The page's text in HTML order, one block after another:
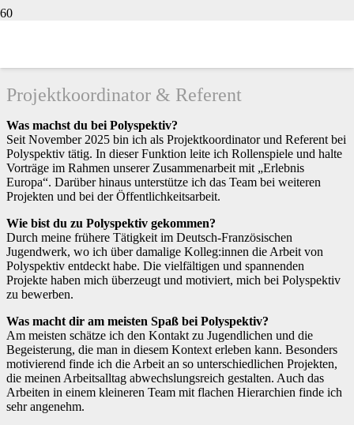
Projektkoordinator & Referent
Was machst du bei Polyspektiv?
Seit November 2025 bin ich als Projektkoordinator und Referent bei
Polyspektiv tätig. In dieser Funktion leite ich Rollenspiele und halte
Vorträge im Rahmen unserer Zusammenarbeit mit „Erlebnis
Europa“. Darüber hinaus unterstütze ich das Team bei weiteren
Projekten und bei der Öffentlichkeitsarbeit.
Wie bist du zu Polyspektiv gekommen?
Durch meine frühere Tätigkeit im Deutsch-Französischen
Jugendwerk, wo ich über damalige Kolleg:innen die Arbeit von
Polyspektiv entdeckt habe. Die vielfältigen und spannenden
Projekte haben mich überzeugt und motiviert, mich bei Polyspektiv
zu bewerben.
Was macht dir am meisten Spaß bei Polyspektiv?
Am meisten schätze ich den Kontakt zu Jugendlichen und die
Begeisterung, die man in diesem Kontext erleben kann. Besonders
motivierend finde ich die Arbeit an so unterschiedlichen Projekten,
die meinen Arbeitsalltag abwechslungsreich gestalten. Auch das
Arbeiten in einem kleineren Team mit flachen Hierarchien finde ich
sehr angenehm.